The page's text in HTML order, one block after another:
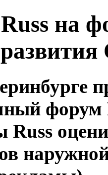
на
форум
Russ